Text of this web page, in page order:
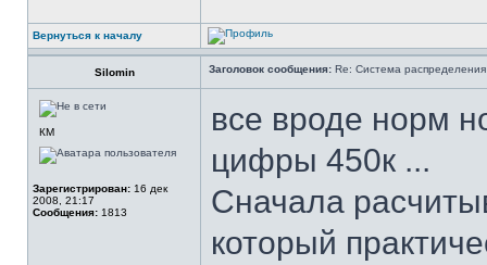
Вернуться к началу
Silomin Заголовок сообщения: Re: Система распределения
КМ
Зарегистрирован: 16 дек
2008, 21:17
Сообщения: 1813
все вроде норм
цифры 450к ...
Сначала
который